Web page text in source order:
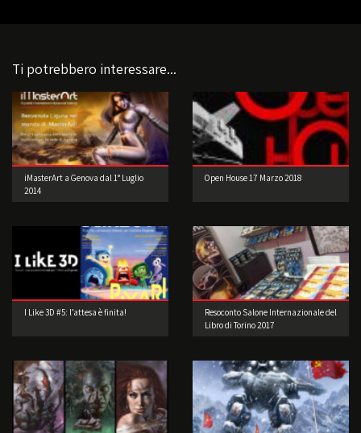
Ti potrebbero interessare...
iMasterArt a Genova dal 1° Luglio
2014
Open House 17 Marzo 2018
I Like 3D #5: l’attesa è finita!
Resoconto Salone Internazionale del
Libro di Torino 2017